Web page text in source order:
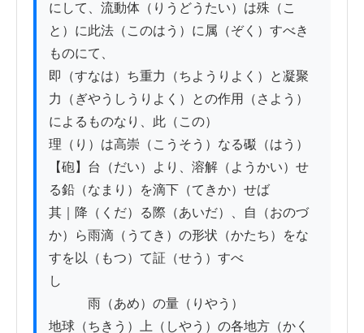
にして、流動体（りうどうたい）は殊（こ
と）に此法（このはう）に属（ぞく）すべき
ものにて、
即（すなは）ち重力（ちようりよく）と凝聚
力（ぎやうしうりよく）との作用（さよう）
によるものなり、此（この）
理（り）は高崇（こうそう）なる礟（はう）
【砲】台（だい）より、溶解（ようかい）せ
る鉛（なまり）を滴下（てきか）せば
其｜降（くだ）る際（あいだ）、自（おのづ
か）ら雨滴（うてき）の形状（かたち）をな
すを以（もつ）て証（せう）すべ
し
雨（あめ）の量（りやう）
地球（ちきう）上（しやう）の各地方（かく